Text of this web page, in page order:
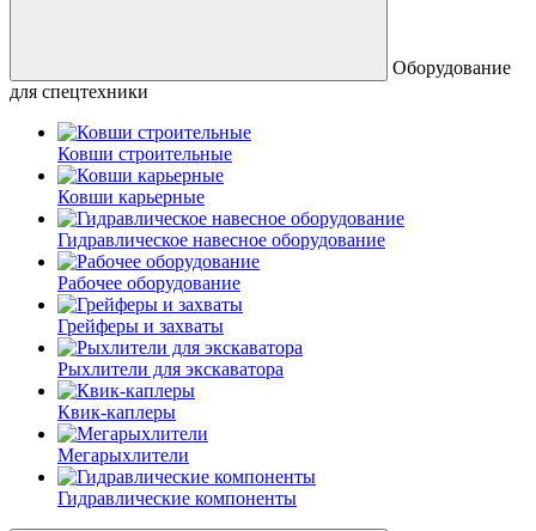
Оборудование
для спецтехники
Ковши строительные
Ковши карьерные
Гидравлическое навесное оборудование
Рабочее оборудование
Грейферы и захваты
Рыхлители для экскаватора
Квик-каплеры
Мегарыхлители
Гидравлические компоненты